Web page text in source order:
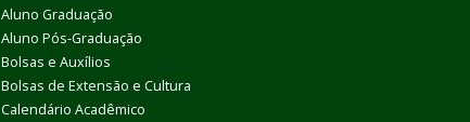
Aluno Graduação
Aluno Pós-Graduação
Bolsas e Auxílios
Bolsas de Extensão e Cultura
Calendário Acadêmico